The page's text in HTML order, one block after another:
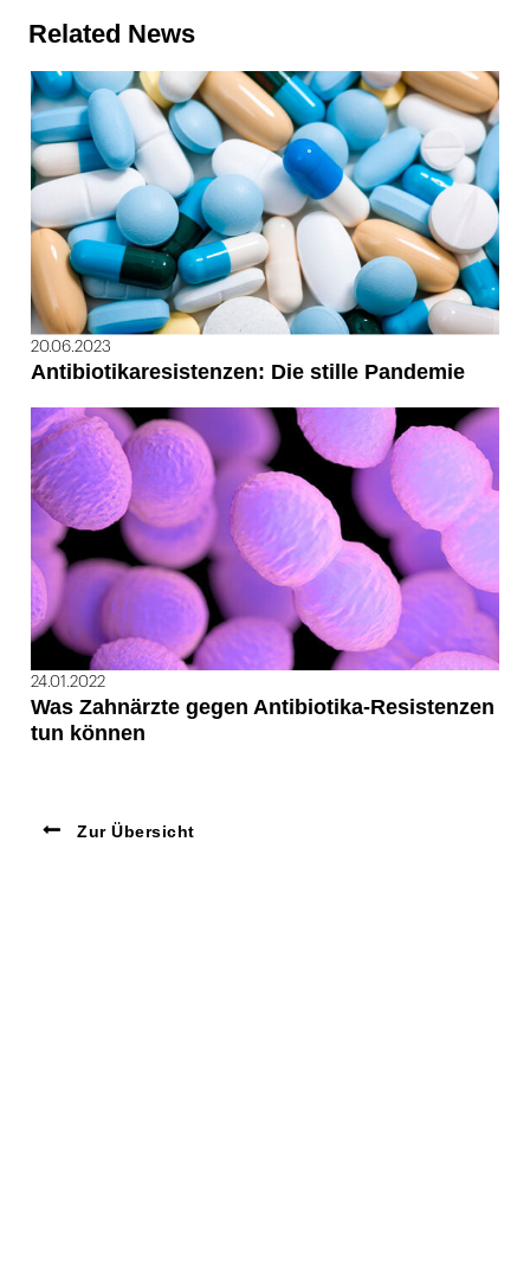
Related News
20.06.2023
Antibiotikaresistenzen: Die stille Pandemie
24.01.2022
Was Zahnärzte gegen Antibiotika-Resistenzen
tun können
Zur Übersicht